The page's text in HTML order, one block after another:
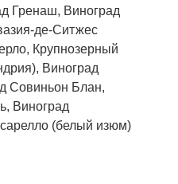
Гренаш, Виноград
де-Ситжес
Крупнозерный
Виноград
Совиньон Блан,
Виноград
(белый изюм)